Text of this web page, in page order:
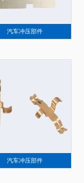
汽车冲压部件
汽车冲压部件